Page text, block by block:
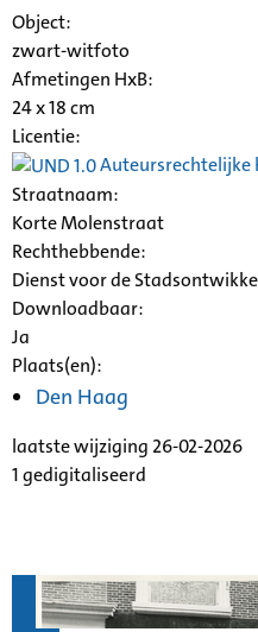
Object:
zwart-witfoto
Afmetingen HxB:
24 x 18 cm
Licentie:
Auteursrechtelijke
Straatnaam:
KorteMolenstraat
Rechthebbende:
Dienst voor de
Downloadbaar:
Ja
Plaats(en):
Den Haag
laatste wijziging 26-02-2026
1 gedigitaliseerd